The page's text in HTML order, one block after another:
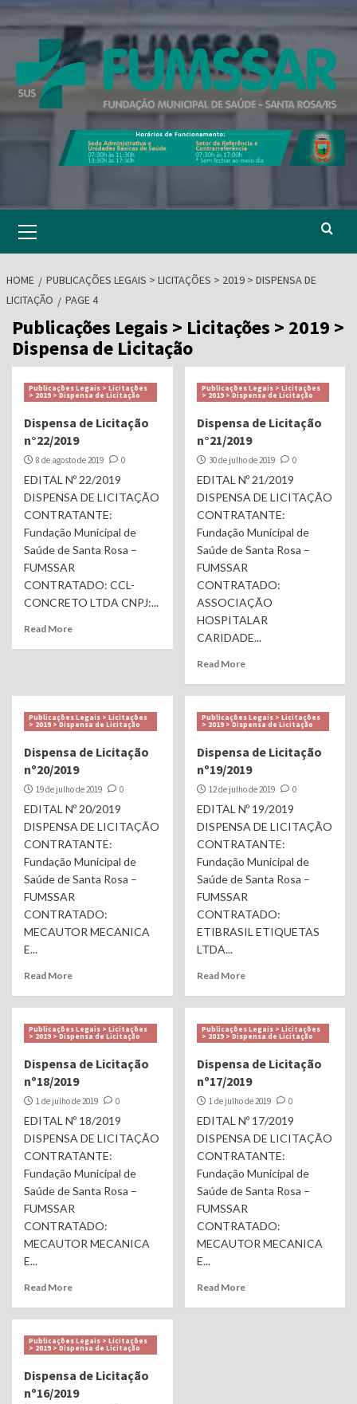
to
Menu
HOME
PUBLICAÇÕES LEGAIS > LICITAÇÕES > 2019 > DISPENSA DE
LICITAÇÃO
PAGE 4
Publicações Legais > Licitações > 2019 >
Dispensa de Licitação
Publicações Legais > Licitações
> 2019 > Dispensa de Licitação
Dispensa de Licitação
n°22/2019
8 de agosto de 2019 0
EDITAL Nº 22/2019
DISPENSA DE LICITAÇÃO
CONTRATANTE:
Fundação Municipal de
Saúde de Santa Rosa –
FUMSSAR
CONTRATADO: CCL-
CONCRETO LTDA CNPJ:...
Read More
Publicações Legais > Licitações
> 2019 > Dispensa de Licitação
Dispensa de Licitação
n°21/2019
30 de julho de 2019 0
EDITAL Nº 21/2019
DISPENSA DE LICITAÇÃO
CONTRATANTE:
Fundação Municipal de
Saúde de Santa Rosa –
FUMSSAR
CONTRATADO:
ASSOCIAÇÃO
HOSPITALAR
CARIDADE...
Read More
Publicações Legais > Licitações
> 2019 > Dispensa de Licitação
Dispensa de Licitação
nº20/2019
19 de julho de 2019 0
EDITAL Nº 20/2019
DISPENSA DE LICITAÇÃO
CONTRATANTE:
Fundação Municipal de
Saúde de Santa Rosa –
FUMSSAR
CONTRATADO:
MECAUTOR MECANICA
E...
Read More
Publicações Legais > Licitações
> 2019 > Dispensa de Licitação
Dispensa de Licitação
nº19/2019
12 de julho de 2019 0
EDITAL Nº 19/2019
DISPENSA DE LICITAÇÃO
CONTRATANTE:
Fundação Municipal de
Saúde de Santa Rosa –
FUMSSAR
CONTRATADO:
ETIBRASIL ETIQUETAS
LTDA...
Read More
Publicações Legais > Licitações
> 2019 > Dispensa de Licitação
Dispensa de Licitação
nº18/2019
1 de julho de 2019 0
EDITAL Nº 18/2019
DISPENSA DE LICITAÇÃO
CONTRATANTE:
Fundação Municipal de
Saúde de Santa Rosa –
FUMSSAR
CONTRATADO:
MECAUTOR MECANICA
E...
Read More
Publicações Legais > Licitações
> 2019 > Dispensa de Licitação
Dispensa de Licitação
nº17/2019
1 de julho de 2019 0
EDITAL Nº 17/2019
DISPENSA DE LICITAÇÃO
CONTRATANTE:
Fundação Municipal de
Saúde de Santa Rosa –
FUMSSAR
CONTRATADO:
MECAUTOR MECANICA
E...
Read More
Publicações Legais > Licitações
> 2019 > Dispensa de Licitação
Dispensa de Licitação
nº16/2019